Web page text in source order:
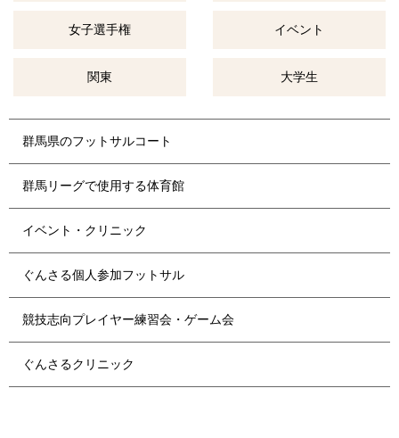
女子選手権 イベント
関東 大学生
群馬県のフットサルコート
群馬リーグで使用する体育館
イベント・クリニック
ぐんさる個人参加フットサル
競技志向プレイヤー練習会・ゲーム会
ぐんさるクリニック